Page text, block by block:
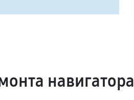
навигатора